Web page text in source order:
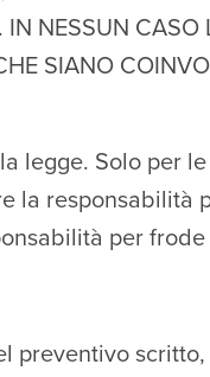
IN NESSUN
SIANO
legge. Solo per
la responsabilità
per
preventivo